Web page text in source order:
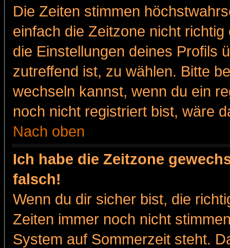
Die Zeiten stimmen
einfach die Zeitzone nicht
die Einstellungen deines Profils
zutreffend ist, zu wählen. Bitte
wechseln kannst, wenn du ein
noch nicht registriert bist, wäre
Nach oben
Ich habe die Zeitzone
falsch!
Wenn du dir sicher bist, die
Zeiten immer noch nicht
System auf Sommerzeit steht.